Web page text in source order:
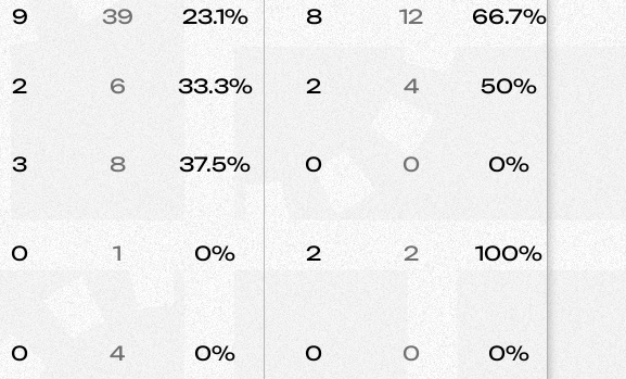
9 39 23.1% 8 12 66.7%
2 6 33.3% 2 4 50%
3 8 37.5% 0 0 0%
0 1 0% 2 2 100% 7
0 4 0% 0 0 0%